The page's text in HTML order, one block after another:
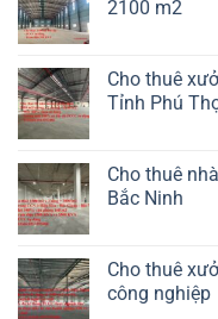
2100 m2
Cho thuê
Tỉnh Phú
Cho thuê
Bắc Ninh
Cho thuê
công nghiệp